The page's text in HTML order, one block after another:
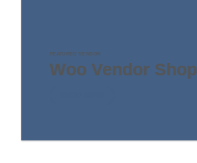
FEATURED VENDOR
Woo Vendor Shop